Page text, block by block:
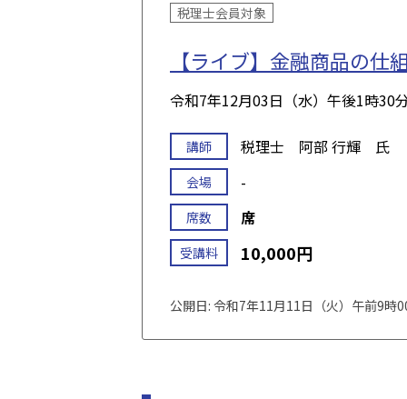
税理士会員対象
【ライブ】金融商品の
令和7年12月03日（水） 午後1時30
講師 税理士 阿部 行輝 氏
会場 -
席数 席
受講料 10,000円
公開日: 令和7年11月11日（火）午前9時